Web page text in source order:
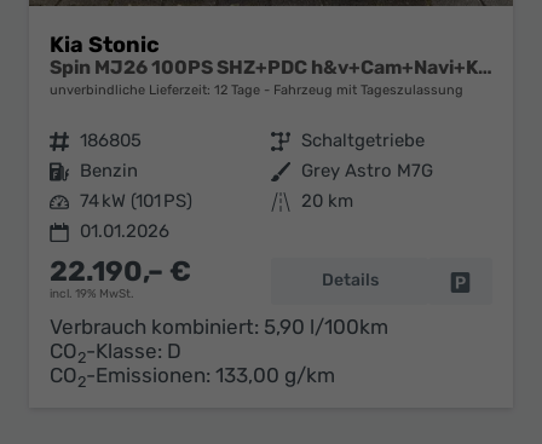
Kia Stonic
Spin MJ26 100PS SHZ+PDC h&v+Cam+Navi+Klima
unverbindliche Lieferzeit: 12 Tage Fahrzeug mit Tageszulassung
Fahrzeugnr. 186805 Getriebe Schaltgetriebe
Kraftstoff Benzin Außenfarbe Grey Astro M7G
Leistung 74 kW (101 PS) Kilometerstand
20 km
01.01.2026
22.190,– €
incl. 19% MwSt.
Details
Verbrauch kombiniert: 5,90 l/100km
CO2-Klasse: D
CO2-Emissionen: 133,00 g/km